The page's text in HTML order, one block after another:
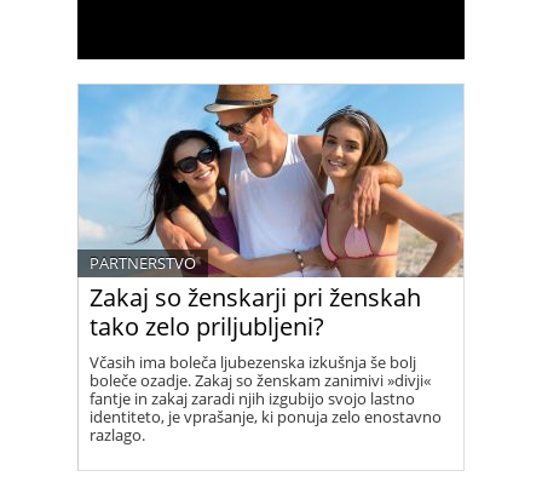
Zakaj so ženskarji pri ženskah
tako zelo priljubljeni?
PARTNERSTVO
Včasih ima boleča ljubezenska izkušnja še bolj
boleče ozadje. Zakaj so ženskam zanimivi »divji«
fantje in zakaj zaradi njih izgubijo svojo lastno
identiteto, je vprašanje, ki ponuja zelo enostavno
razlago.